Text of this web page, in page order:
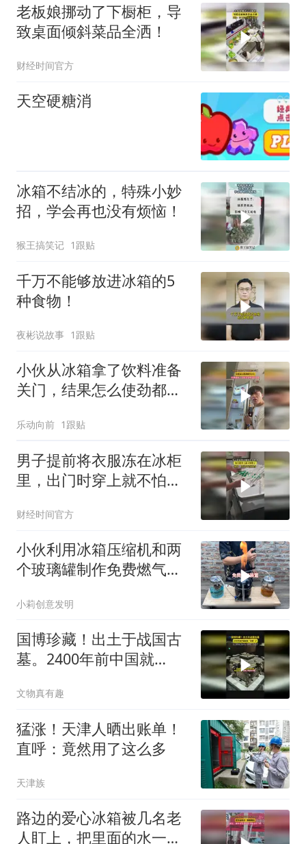
老板娘挪动了下橱柜，导
致桌面倾斜菜品全洒！
财经时间官方
天空硬糖消
冰箱不结冰的，特殊小妙
招，学会再也没有烦恼！
猴王搞笑记 1跟贴
千万不能够放进冰箱的5
种食物！
夜彬说故事 1跟贴
小伙从冰箱拿了饮料准备
关门，结果怎么使劲都关
家里还有个娃
乐动向前 1跟贴
男子提前将衣服冻在冰柜
里，出门时穿上就不怕热
财经时间官方
小伙利用冰箱压缩机和两
个玻璃罐制作免费燃气装
小莉创意发明
国博珍藏！出土于战国古
墓。2400年前中国就
当“空调”用
文物真有趣
猛涨！天津人晒出账单！
直呼：竟然用了这么多
天津族
路边的爱心冰箱被几名老
人盯上，把里面的水一箱